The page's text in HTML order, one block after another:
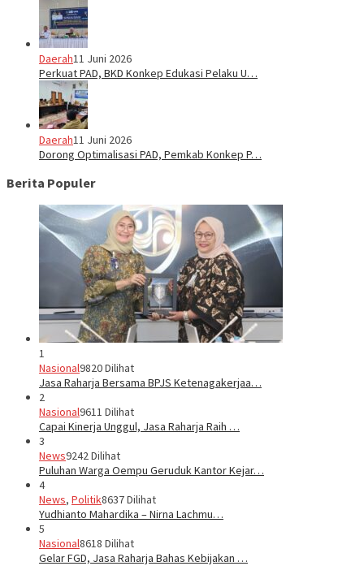
Daerah11 Juni 2026
Perkuat PAD, BKD Konkep Edukasi Pelaku U…
Daerah11 Juni 2026
Dorong Optimalisasi PAD, Pemkab Konkep P…
Berita Populer
1
Nasional9820 Dilihat
Jasa Raharja Bersama BPJS Ketenagakerjaa…
2
Nasional9611 Dilihat
Capai Kinerja Unggul, Jasa Raharja Raih …
3
News9242 Dilihat
Puluhan Warga Oempu Geruduk Kantor Kejar…
4
News, Politik8637 Dilihat
Yudhianto Mahardika – Nirna Lachmu…
5
Nasional8618 Dilihat
Gelar FGD, Jasa Raharja Bahas Kebijakan …